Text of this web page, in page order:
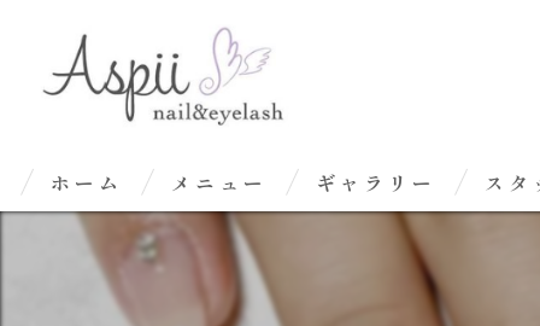
ホーム メニュー ギャラリー スタ